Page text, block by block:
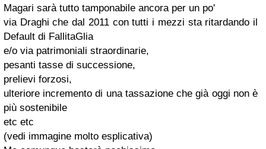
Magari sarà tutto tamponabile ancora per un po'
via Draghi che dal 2011 con tutti i mezzi sta ritardando il
Default di FallitaGlia
e/o via patrimoniali straordinarie,
pesanti tasse di successione,
prelievi forzosi,
ulteriore incremento di una tassazione che già oggi non è
più sostenibile
etc etc
(vedi immagine molto esplicativa)